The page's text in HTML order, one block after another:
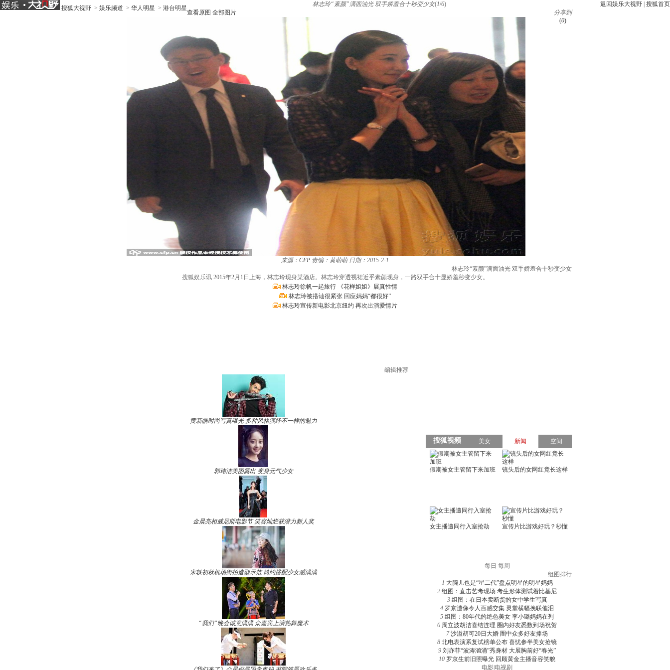
搜狐大视野 > 娱乐频道 > 华人明星 > 港台明星
返回娱乐大视野 搜狐首页
林志玲“素颜”满面油光 双手娇羞合十秒变少女(1/6)
查看原图 全部图片
分享到
(0)
来源： CFP 责编：黄萌萌 日期：2015-2-1
林志玲“素颜”满面油光 双手娇羞合十秒变少女
搜狐娱乐讯 2015年2月1日上海，林志玲现身某酒店。林志玲穿透视裙近乎素颜现身，一路双手合十显娇羞秒变少女。
林志玲徐帆一起旅行 《花样姐姐》展真性情
林志玲被搭讪很紧张 回应妈妈“都很好”
林志玲宣传新电影北京纽约 再次出演爱情片
编辑推荐
黄新皓时尚写真曝光 多种风格演绎不一样的魅力
郭玮洁美图露出 变身元气少女
金晨亮相威尼斯电影节 笑容灿烂获潜力新人奖
宋轶初秋机场街拍造型示范 简约搭配少女感满满
“我们”晚会诚意满满 众嘉宾上演热舞魔术
每日 每周
组图排行
1 大腕儿也是“星二代”盘点明星的明星妈妈
2 组图：直击艺考现场 考生形体测试着比基尼
3 组图：在日本卖断货的女中学生写真
4 罗京遗像令人百感交集 灵堂横幅挽联催泪
5 组图：80年代的绝色美女 李小璐妈妈在列
6 周立波胡洁喜结连理 圈内好友悉数到场祝贺
7 沙溢胡可20日大婚 圈中众多好友捧场
8 北电表演系复试榜单公布 喜忧参半美女抢镜
9 刘亦菲“波涛汹涌”秀身材 大展胸前好“春光”
10 罗京生前旧照曝光 回顾黄金主播音容笑貌
电影 电视剧